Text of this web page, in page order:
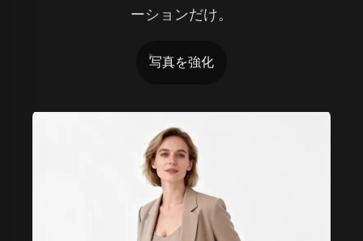
ーションだけ。
写真を強化